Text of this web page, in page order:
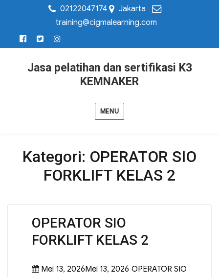
02122047174
Jakarta
training@cigmalearning.com
Jasa pelatihan dan sertifikasi K3
KEMNAKER
MENU
Kategori: OPERATOR SIO
FORKLIFT KELAS 2
OPERATOR SIO
FORKLIFT KELAS 2
Mei 13, 2026Mei 13, 2026 OPERATOR SIO